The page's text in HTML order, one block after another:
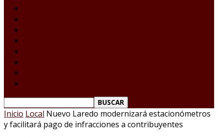
Inicio Local Nuevo Laredo modernizará estacionómetros
y facilitará pago de infracciones a contribuyentes